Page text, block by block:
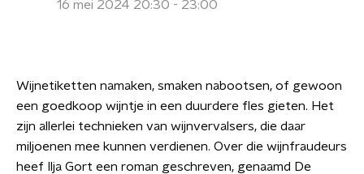
16 mei 2024 20:30 - 23:00
Wijnetiketten namaken, smaken nabootsen, of gewoon
een goedkoop wijntje in een duurdere fles gieten. Het
zijn allerlei technieken van wijnvervalsers, die daar
miljoenen mee kunnen verdienen. Over die wijnfraudeurs
heef Ilja Gort een roman geschreven, genaamd De